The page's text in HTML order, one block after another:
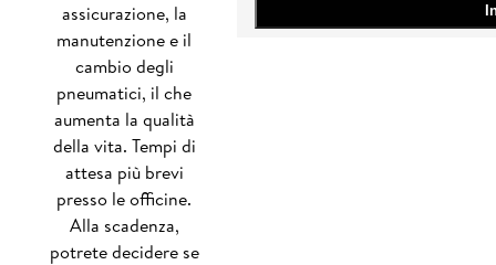
assicurazione, la
manutenzione e il
cambio degli
pneumatici, il che
aumenta la qualità
della vita. Tempi di
attesa più brevi
presso le officine.
Alla scadenza,
potrete decidere se